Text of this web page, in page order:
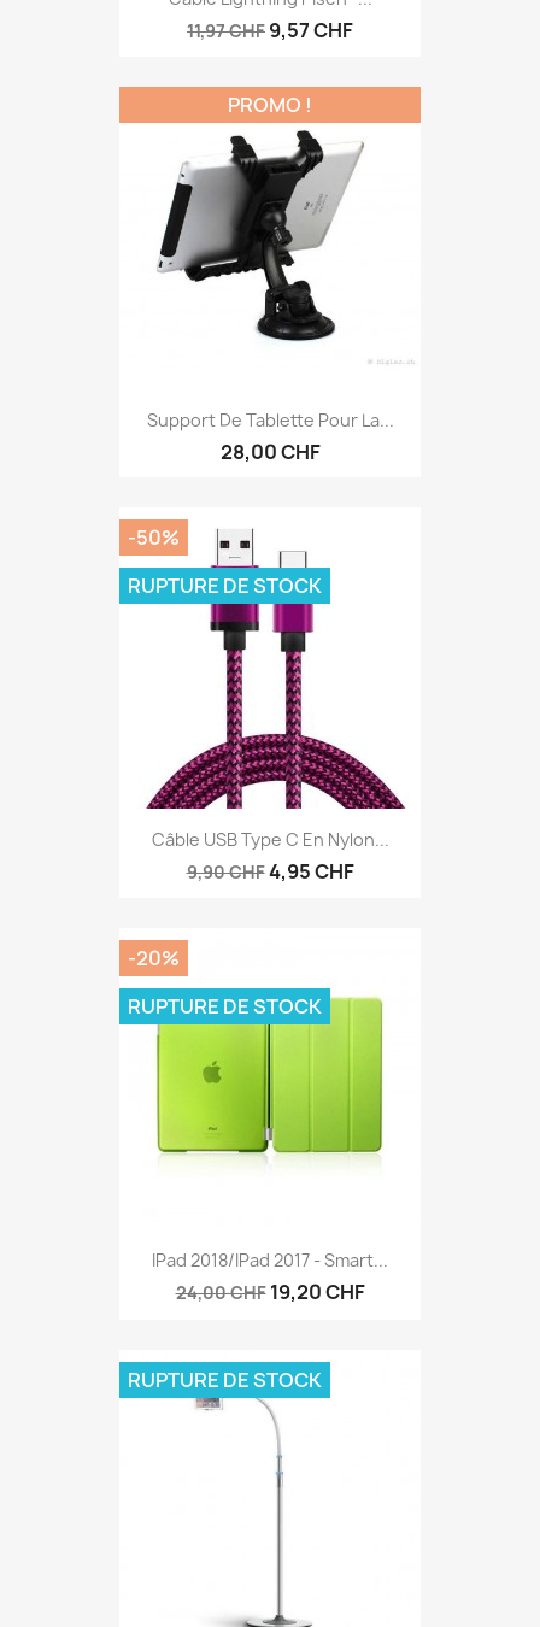
11,97 CHF 9,57 CHF
Support De Tablette Pour La...
28,00 CHF
PROMO !
Câble USB Type C En Nylon...
9,90 CHF4,95 CHF
-50%
RUPTURE DE STOCK
IPad 2018/iPad 2017 - Smart...
24,00 CHF 19,20 CHF
-20%
RUPTURE DE STOCK
RUPTURE DE STOCK